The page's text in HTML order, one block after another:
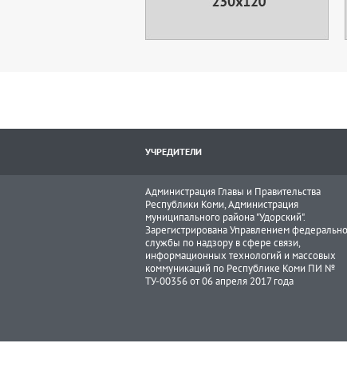
УЧРЕДИТЕЛИ
Администрация Главы и Правительства
Республики Коми, Администрация
муниципального района "Удорский".
Зарегистрирована Управлением
службы по надзору в сфере связи,
информационных технологий и массовых
коммуникаций по Республике Коми ПИ №
ТУ-00356 от 06 апреля 2017 года